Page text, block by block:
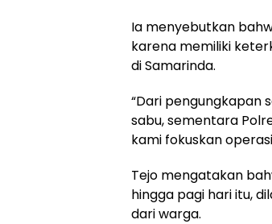
Ia menyebutkan
karena memiliki
di Samarinda.
“Dari pengungkapan
sabu, sementara
kami fokuskan
Tejo mengatakan
hingga pagi hari itu,
dari warga.